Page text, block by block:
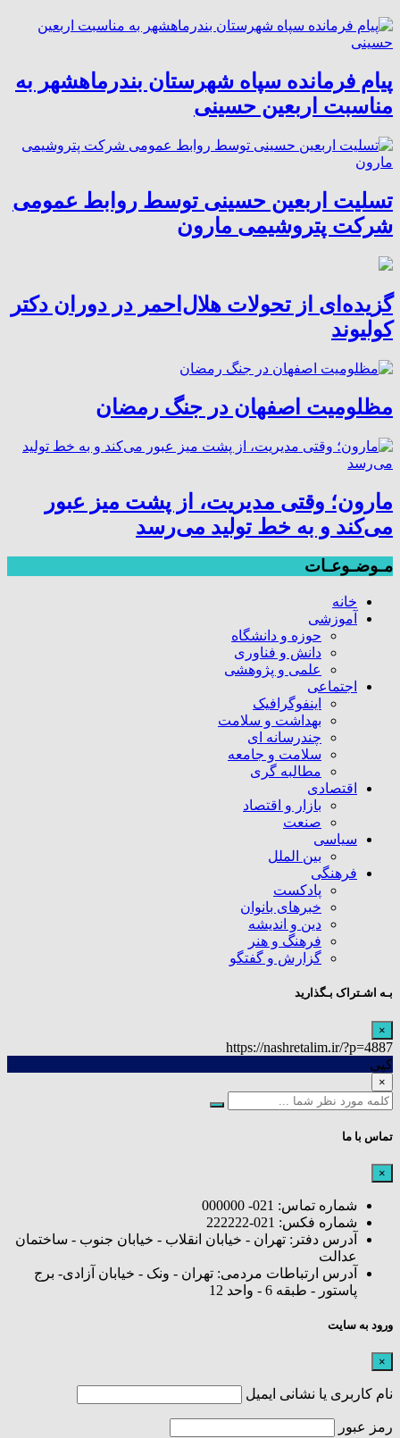
پیام فرمانده سپاه شهرستان بندرماهشهر به
مناسبت اربعین حسینی
تسلیت اربعین حسینی توسط روابط عمومی
شرکت پتروشیمی مارون
گزیده‌ای از تحولات هلال‌احمر در دوران دکتر
کولیوند
مظلومیت اصفهان در جنگ رمضان
مارون؛ وقتی مدیریت، از پشت میز عبور
می‌کند و به خط تولید می‌رسد
مـوضـوعـات
خانه
آموزشی
حوزه و دانشگاه
دانش و فناوری
علمی و پژوهشی
اجتماعی
اینفوگرافیک
بهداشت و سلامت
چندرسانه ای
سلامت و جامعه
مطالبه گری
اقتصادی
بازار و اقتصاد
صنعت
سیاسی
بین الملل
فرهنگی
پادکست
خبرهای بانوان
دین و اندیشه
فرهنگ و هنر
گزارش و گفتگو
بـه اشـتراک بـگذارید
×
https://nashretalim.ir/?p=4887
کپی
×
تماس با ما
×
شماره تماس: 021- 000000
شماره فکس: 021-222222
آدرس دفتر: تهران - خیابان انقلاب - خیابان جنوب - ساختمان
عدالت
آدرس ارتباطات مردمی: تهران - ونک - خیابان آزادی- برج
پاستور - طبقه 6 - واحد 12
ورود به سایت
×
نام کاربری یا نشانی ایمیل
رمز عبور